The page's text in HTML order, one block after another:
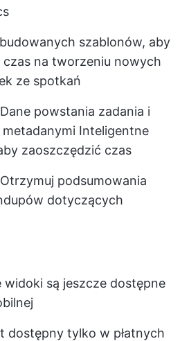
szablonów, aby
czas na tworzeniu nowych
ze spotkań
powstania zadania i
Inteligentne
zaoszczędzić czas
podsumowania
dotyczących
widoki są jeszcze dostępne
dostępny tylko w płatnych